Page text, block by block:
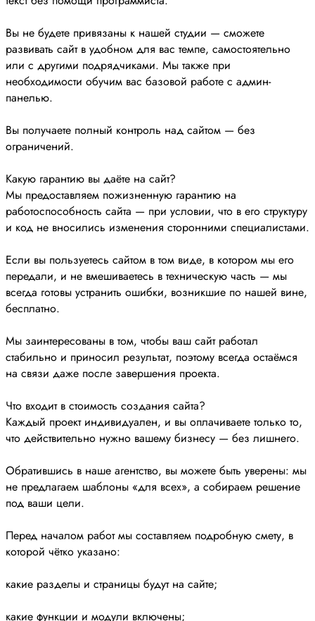
Вы не будете привязаны к нашей студии — сможете
развивать сайт в удобном для вас темпе, самостоятельно
или с другими подрядчиками. Мы также при
необходимости обучим вас базовой работе с админ-
панелью.
Вы получаете полный контроль над сайтом — без
ограничений.
Какую гарантию вы даёте на сайт?
Мы предоставляем пожизненную гарантию на
работоспособность сайта — при условии, что в его структуру
и код не вносились изменения сторонними специалистами.
Если вы пользуетесь сайтом в том виде, в котором мы его
передали, и не вмешиваетесь в техническую часть — мы
всегда готовы устранить ошибки, возникшие по нашей вине,
бесплатно.
Мы заинтересованы в том, чтобы ваш сайт работал
стабильно и приносил результат, поэтому всегда остаёмся
на связи даже после завершения проекта.
Что входит в стоимость создания сайта?
Каждый проект индивидуален, и вы оплачиваете только то,
что действительно нужно вашему бизнесу — без лишнего.
Обратившись в наше агентство, вы можете быть уверены: мы
не предлагаем шаблоны «для всех», а собираем решение
под ваши цели.
Перед началом работ мы составляем подробную смету, в
которой чётко указано:
какие разделы и страницы будут на сайте;
какие функции и модули включены;